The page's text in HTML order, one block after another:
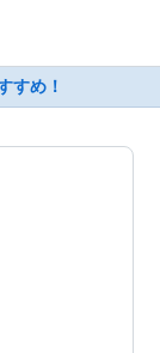
すめ！